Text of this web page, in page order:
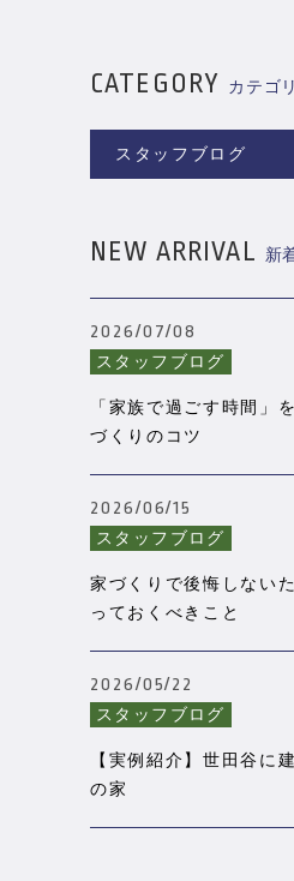
CATEGORY カテゴ
スタッフブログ
NEW ARRIVAL 新
2026/07/08
スタッフブログ
「家族で過ごす時間」
づくりのコツ
2026/06/15
スタッフブログ
家づくりで後悔しない
っておくべきこと
2026/05/22
スタッフブログ
【実例紹介】世田谷に
の家